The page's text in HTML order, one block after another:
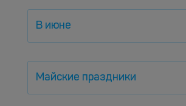
В июне
Майские праздники